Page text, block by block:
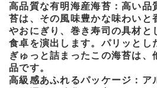
高品質な有明海産海苔：高い品
苔は、その風味豊かな味わいと
やおにぎり、巻き寿司の具材と
食卓を演出します。パリッとし
ぎゅっと詰まったこの海苔は、
品です。
高級感あふれるパッケージ：ア